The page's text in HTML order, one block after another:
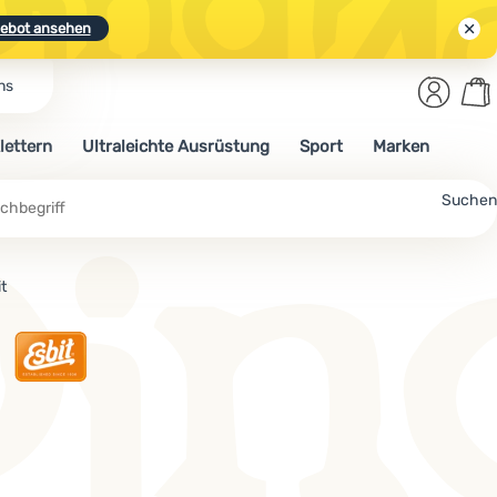
ansehen
ansehen
Suchen
Anmelden
Ultraleichte Ausrüstung Sport Marken